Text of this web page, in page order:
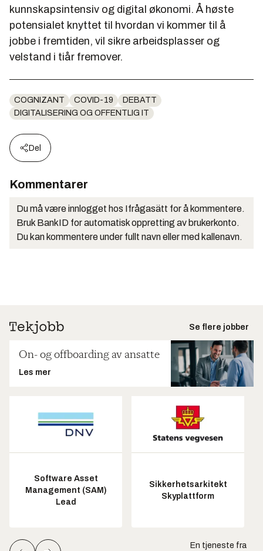
kunnskapsintensiv og digital økonomi. Å høste
potensialet knyttet til hvordan vi kommer til å
jobbe i fremtiden, vil sikre arbeidsplasser og
velstand i tiår fremover.
COGNIZANT COVID-19
DEBATT
DIGITALISERING OG OFFENTLIG IT
Del
Kommentarer
Du må være innlogget hos Ifrågasätt for å kommentere.
Bruk BankID for automatisk oppretting av brukerkonto.
Du kan kommentere under fullt navn eller med kallenavn.
Se flere jobber
On- og offboarding av ansatte
Les mer
Software Asset
Management (SAM)
Lead
Sikkerhetsarkitekt
Skyplattform
En tjeneste fra